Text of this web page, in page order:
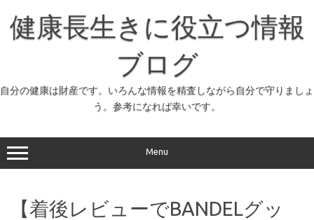
プ
健康長生きに役立つ情報
ブログ
自分の健康は財産です。いろんな情報を精査しながら自分で守りましょ
う。参考になれば幸いです。
Menu
【着後レビューでBANDELグッ